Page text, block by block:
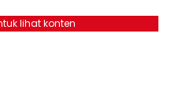
lihat konten